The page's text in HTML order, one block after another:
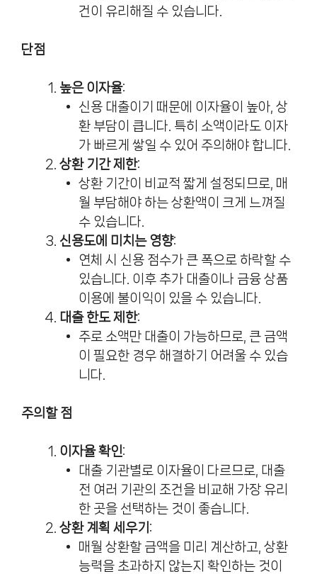
건이 유리해질 수 있습니다.
단점
높은 이자율:
신용 대출이기 때문에 이자율이 높아, 상
환 부담이 큽니다. 특히 소액이라도 이자
가 빠르게 쌓일 수 있어 주의해야 합니다.
상환 기간 제한:
상환 기간이 비교적 짧게 설정되므로, 매
월 부담해야 하는 상환액이 크게 느껴질
수 있습니다.
신용도에 미치는 영향:
연체 시 신용 점수가 큰 폭으로 하락할 수
있습니다. 이후 추가 대출이나 금융 상품
이용에 불이익이 있을 수 있습니다.
대출 한도 제한:
주로 소액만 대출이 가능하므로, 큰 금액
이 필요한 경우 해결하기 어려울 수 있습
니다.
주의할 점
이자율 확인:
대출 기관별로 이자율이 다르므로, 대출
전 여러 기관의 조건을 비교해 가장 유리
한 곳을 선택하는 것이 좋습니다.
상환 계획 세우기 :
매월 상환할 금액을 미리 계산하고, 상환
능력을 초과하지 않는지 확인하는 것이